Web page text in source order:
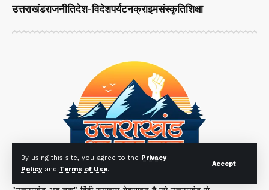
By using this site, you agree to the Privacy
Policyand Terms of Use.
Accept
उत्तराखंडराजनीतिदेश-विदेशपर्यटनक्राइमसंस्कृतिशिक्षा